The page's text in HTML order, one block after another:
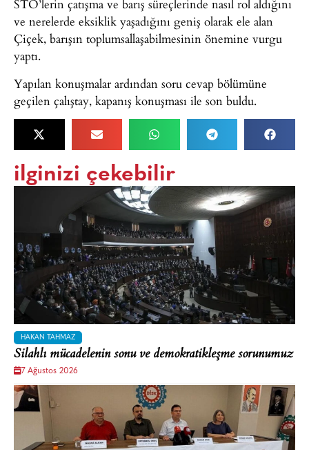
STÖ’lerin çatışma ve barış süreçlerinde nasıl rol aldığını
ve nerelerde eksiklik yaşadığını geniş olarak ele alan
Çiçek, barışın toplumsallaşabilmesinin önemine vurgu
yaptı.
Yapılan konuşmalar ardından soru cevap bölümüne
geçilen çalıştay, kapanış konuşması ile son buldu.
ilginizi çekebilir
HAKAN TAHMAZ
Silahlı mücadelenin sonu ve demokratikleşme sorunumuz
7 Ağustos 2026